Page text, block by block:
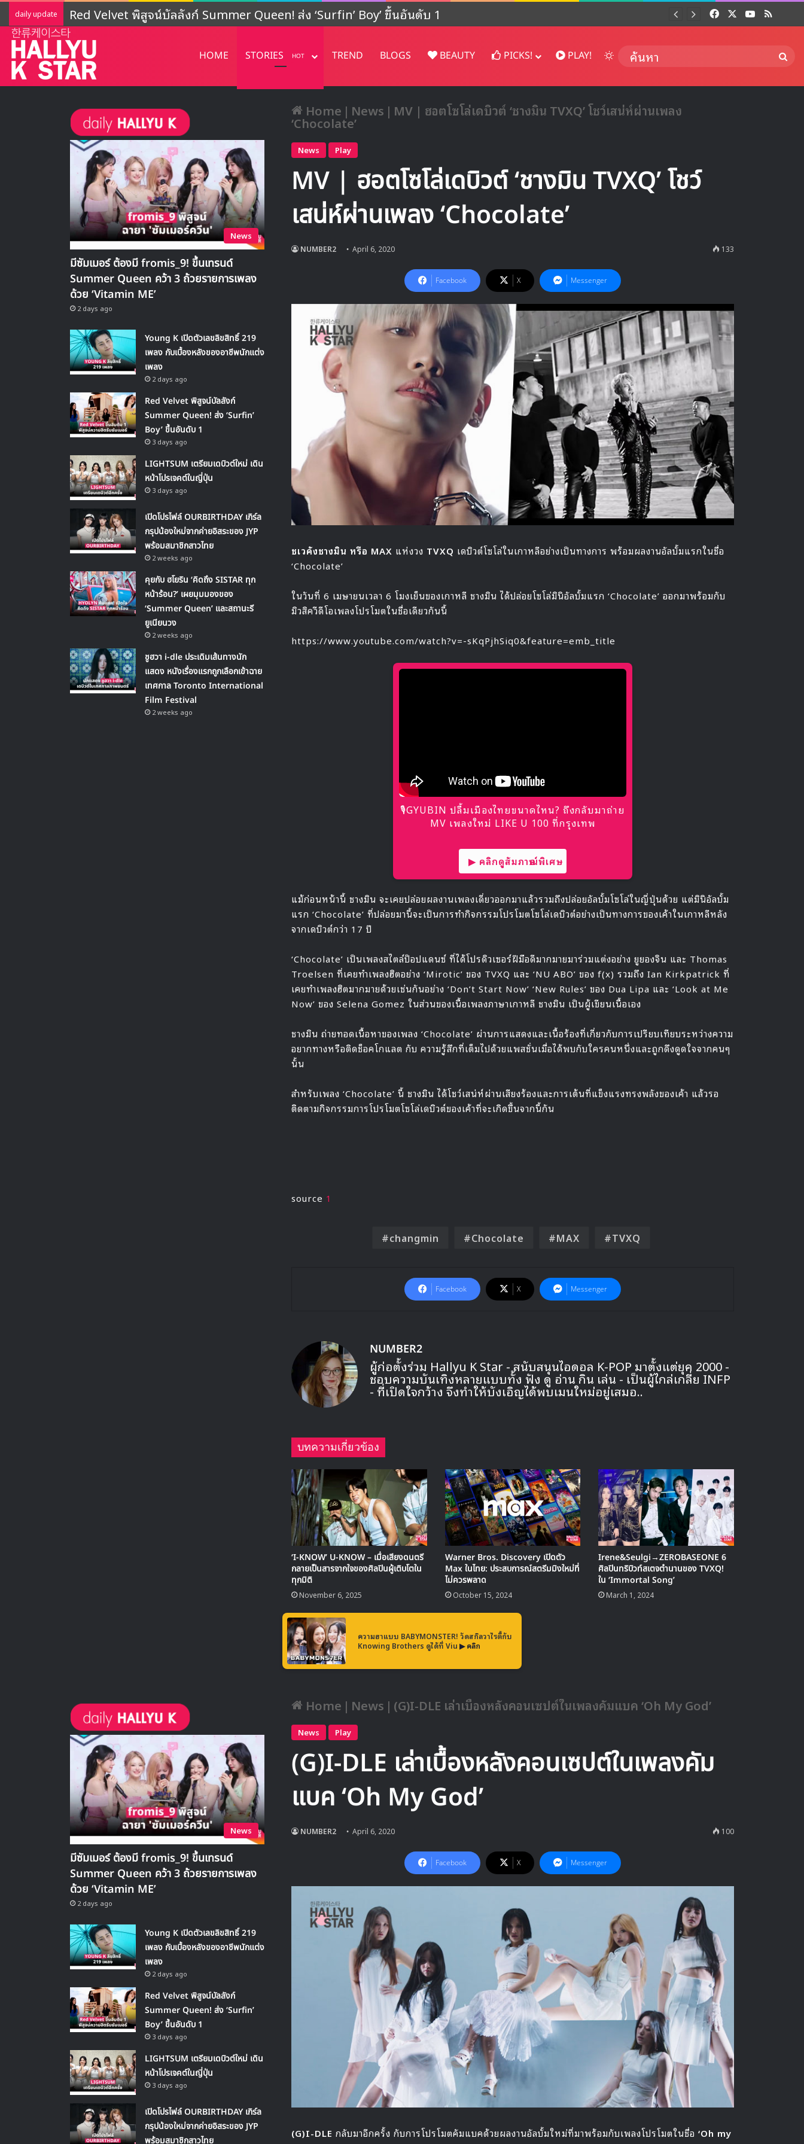
daily update LIGHTSUM เตรียมเดบิวต์ใหม่ เดินหน้าโปรเจคต์ในญี่ปุ่น FacebookYouTube
RSS
HOME STORIES HOT TREND BLOGS BEAUTY PICKS! PLAY! Switch skin
Home | News | MV | ฮอตโซโล่เดบิวต์ ‘ชางมิน TVXQ’ โชว์เสน่ห์ผ่านเพลง
‘Chocolate’
News Play
MV | ฮอตโซโล่เดบิวต์ ‘ชางมิน TVXQ’ โชว์
เสน่ห์ผ่านเพลง ‘Chocolate’
NUMBER2 April 6, 2020 133
Facebook X Messenger
ชเวคังชางมิน หรือ MAX แห่งวง TVXQ เดบิวต์โซโล่ในเกาหลีอย่างเป็นทางการ พร้อมผลงานอัลบั้มแรกในชื่อ
‘Chocolate’
ในวันที่ 6 เมษายนเวลา 6 โมงเย็นของเกาหลี ชางมิน ได้ปล่อยโซโล่มินิอัลบั้มแรก ‘Chocolate’ ออกมาพร้อมกับ
มิวสิควีดีโอเพลงโปรโมตในชื่อเดียวกันนี้
https://www.youtube.com/watch?v=-sKqPjhSiq0&feature=emb_title
🎙GYUBIN ปลื้มเมืองไทยขนาดไหน? ถึงกลับมาถ่าย
MV เพลงใหม่ LIKE U 100 ที่กรุงเทพ
▶ คลิกดูสัมภาษณ์พิเศษ
แม้ก่อนหน้านี้ ชางมิน จะเคยปล่อยผลงานเพลงเดี่ยวออกมาแล้วรวมถึงปล่อยอัลบั้มโซโล่ในญี่ปุ่นด้วย แต่มินิอัลบั้ม
แรก ‘Chocolate’ ที่ปล่อยมานี้จะเป็นการทำกิจกรรมโปรโมตโซโล่เดบิวต์อย่างเป็นทางการของเค้าในเกาหลีหลัง
จากเดบิวต์กว่า 17 ปี
‘Chocolate’ เป็นเพลงสไตล์ป็อปแดนซ์ ที่ได้โปรดิวเซอร์ฝีมือดีมากมายมาร่วมแต่งอย่าง ยูยองจิน และ Thomas
Troelsen ที่เคยทำเพลงฮิตอย่าง ‘Mirotic’ ของ TVXQ และ ‘NU ABO’ ของ f(x) รวมถึง Ian Kirkpatrick ที่
เคยทำเพลงฮิตมากมายด้วยเช่นกันอย่าง ‘Don’t Start Now’ ‘New Rules’ ของ Dua Lipa และ ‘Look at Me
Now’ ของ Selena Gomez ในส่วนของเนื้อเพลงภาษาเกาหลี ชางมิน เป็นผู้เขียนเนื้อเอง
ชางมิน ถ่ายทอดเนื้อหาของเพลง ‘Chocolate’ ผ่านการแสดงและเนื้อร้องที่เกี่ยวกับการเปรียบเทียบระหว่างความ
อยากทางหรือติดช็อคโกแลต กับ ความรู้สึกที่เต็มไปด้วยแพสชั่นเมื่อได้พบกับใครคนหนึ่งและถูกดึงดูดใจจากคนๆ
นั้น
สำหรับเพลง ‘Chocolate’ นี้ ชางมิน ได้โชว์เสน่ห์ผ่านเสียงร้องและการเต้นที่แข็งแรงทรงพลังของเค้า แล้วรอ
ติดตามกิจกรรมการโปรโมตโซโล่เดบิวต์ของเค้าที่จะเกิดขึ้นจากนี้กัน
source 1
changmin Chocolate MAX TVXQ
Facebook X Messenger
NUMBER2
ผู้ก่อตั้งร่วม Hallyu K Star - สนับสนุนไอดอล K-POP มาตั้งแต่ยุค 2000 -
ชอบความบันเทิงหลายแบบทั้ง ฟัง ดู อ่าน กิน เล่น - เป็นผู้ไกล่เกลี่ย INFP
- ที่เปิดใจกว้าง จึงทำให้บังเอิญได้พบเมนใหม่อยู่เสมอ..
บทความเกี่ยวข้อง
‘I-KNOW’ U-KNOW – เมื่อเสียงดนตรี
กลายเป็นสารจากใจของศิลปินผู้เติบโตใน
ทุกมิติ
November 6, 2025
Warner Bros. Discovery เปิดตัว
Max ในไทย: ประสบการณ์สตรีมมิงใหม่ที่
ไม่ควรพลาด
October 15, 2024
Irene&Seulgi→ZEROBASEONE 6
ศิลปินทริบิวท์สเตจตำนานของ TVXQ!
ใน ‘Immortal Song’
March 1, 2024
News
มีซัมเมอร์ ต้องมี fromis_9! ขึ้นเทรนด์
Summer Queen คว้า 3 ถ้วยรายการเพลง
ด้วย ‘Vitamin ME’
2 days ago
Young K เปิดตัวเลขลิขสิทธิ์ 219
เพลง กับเบื้องหลังของอาชีพนักแต่ง
เพลง
2 days ago
Red Velvet พิสูจน์บัลลังก์
Summer Queen! ส่ง ‘Surfin’
Boy’ ขึ้นอันดับ 1
3 days ago
LIGHTSUM เตรียมเดบิวต์ใหม่ เดิน
หน้าโปรเจคต์ในญี่ปุ่น
3 days ago
เปิดโปรไฟล์ OURBIRTHDAY เกิร์ล
กรุปน้องใหม่จากค่ายอิสระของ JYP
พร้อมสมาชิกสาวไทย
2 weeks ago
คุยกับ ฮโยริน ‘คิดถึง SISTAR ทุก
หน้าร้อน?’ เผยมุมมองของ
‘Summer Queen’ และสถานะรี
ยูเนียนวง
2 weeks ago
ชูฮวา i-dle ประเดิมเส้นทางนัก
แสดง หนังเรื่องแรกถูกเลือกเข้าฉาย
เทศกาล Toronto International
Film Festival
2 weeks ago
ความฮาแบบ BABYMONSTER! วัดสกิลวาไรตี้กับ
Knowing Brothers ดูได้ที่ Viu ▶ คลิก